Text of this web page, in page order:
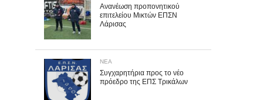
Ανανέωση προπονητικού
επιτελείου Μικτών ΕΠΣΝ
Λάρισας
ΝΕΑ
Συγχαρητήρια προς το νέο
πρόεδρο της ΕΠΣ Τρικάλων